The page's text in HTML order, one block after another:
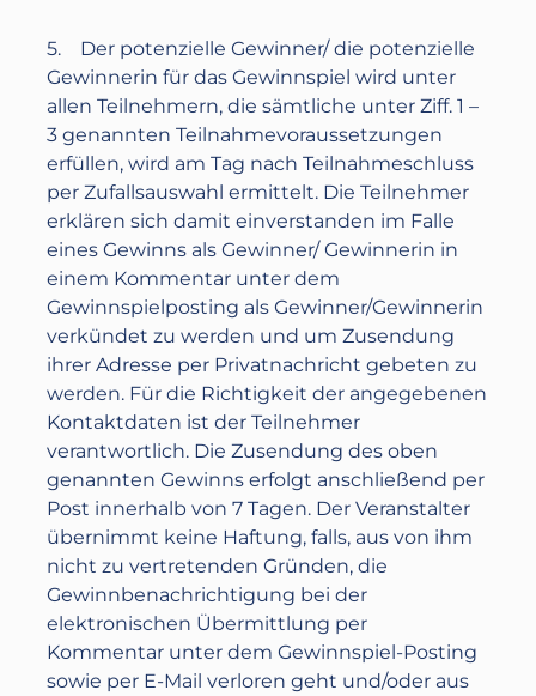
5. Der potenzielle Gewinner/ die potenzielle
Gewinnerin für das Gewinnspiel wird unter
allen Teilnehmern, die sämtliche unter Ziff. 1 –
3 genannten Teilnahmevoraussetzungen
erfüllen, wird am Tag nach Teilnahmeschluss
per Zufallsauswahl ermittelt. Die Teilnehmer
erklären sich damit einverstanden im Falle
eines Gewinns als Gewinner/ Gewinnerin in
einem Kommentar unter dem
Gewinnspielposting als Gewinner/Gewinnerin
verkündet zu werden und um Zusendung
ihrer Adresse per Privatnachricht gebeten zu
werden. Für die Richtigkeit der angegebenen
Kontaktdaten ist der Teilnehmer
verantwortlich. Die Zusendung des oben
genannten Gewinns erfolgt anschließend per
Post innerhalb von 7 Tagen. Der Veranstalter
übernimmt keine Haftung, falls, aus von ihm
nicht zu vertretenden Gründen, die
Gewinnbenachrichtigung bei der
elektronischen Übermittlung per
Kommentar unter dem Gewinnspiel-Posting
sowie per E-Mail verloren geht und/oder aus